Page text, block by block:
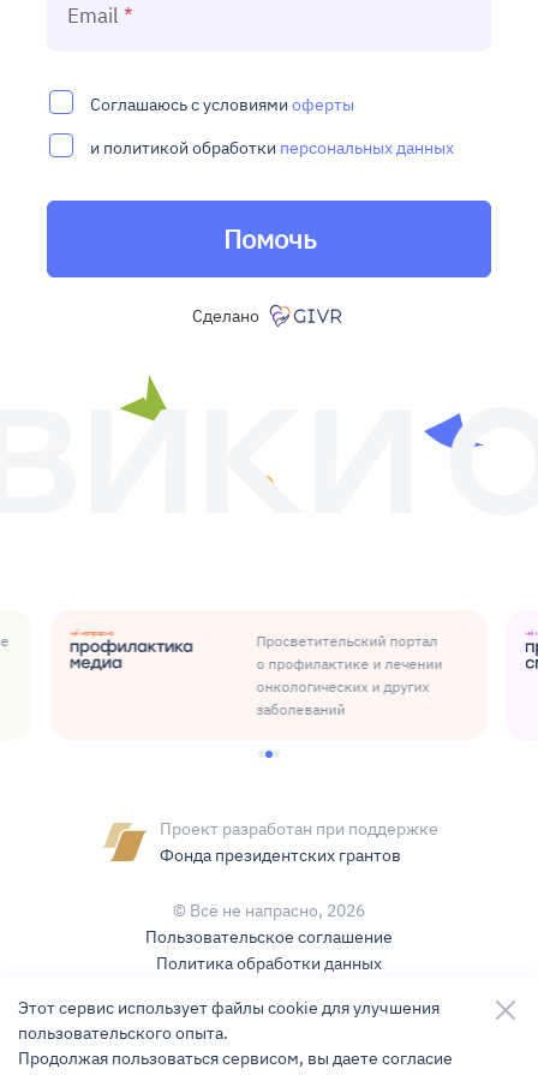
Email
Соглашаюсь с условиями оферты
и политикой обработки персональных данных
Помочь
Сделано
Просветительский портал
о профилактике и лечении
онкологических и других
заболеваний
Проект разработан при поддержке
Фонда президентских грантов
© Всё не напрасно, 2026
Пользовательское соглашение
Политика обработки данных
Карта сайта
Этот сервис использует файлы cookie для улучшения
пользовательского опыта.
Продолжая пользоваться сервисом, вы даете согласие